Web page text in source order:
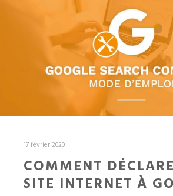
17 février 2020
COMMENT
SITE INTERNET À